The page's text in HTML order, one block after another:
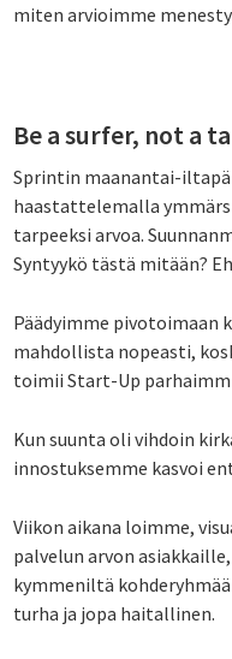
miten arvioimme
Be a surfer, not a
Sprintin maanantai-
haastattelemalla
tarpeeksi arvoa.
Syntyykö tästä mitään?
Päädyimme pivotoimaan
mahdollista nopeasti,
toimii Start-Up
Kun suunta oli vihdoin
innostuksemme kasvoi
Viikon aikana loimme,
palvelun arvon
kymmeniltä
turha ja jopa haitallinen.